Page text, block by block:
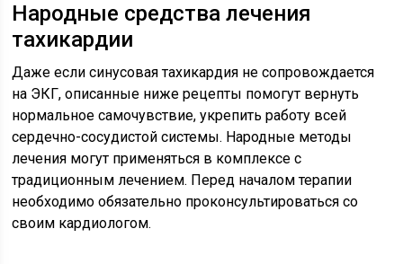
Народные средства лечения
тахикардии
Даже если синусовая тахикардия не сопровождается
на ЭКГ, описанные ниже рецепты помогут вернуть
нормальное самочувствие, укрепить работу всей
сердечно-сосудистой системы. Народные методы
лечения могут применяться в комплексе с
традиционным лечением. Перед началом терапии
необходимо обязательно проконсультироваться со
своим кардиологом.